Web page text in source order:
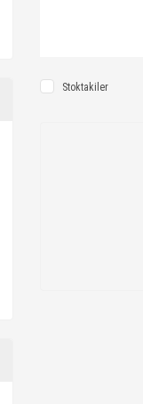
Stoktakiler